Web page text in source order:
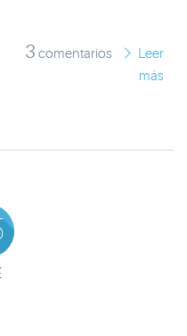
3 comentarios
Leer
más